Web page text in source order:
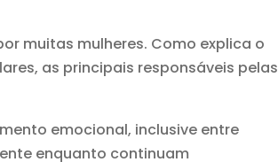
muitas mulheres. Como explica o
as principais responsáveis pelas
emocional, inclusive entre
enquanto continuam